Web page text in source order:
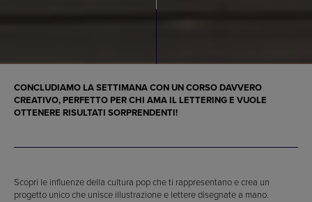
CONCLUDIAMO LA SETTIMANA CON UN CORSO DAVVERO
CREATIVO, PERFETTO PER CHI AMA IL LETTERING E VUOLE
OTTENERE RISULTATI SORPRENDENTI!
Scopri le influenze della cultura pop che ti rappresentano e crea un
progetto unico che unisce illustrazione e lettere disegnate a mano.